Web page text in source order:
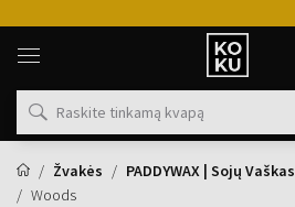
Originalūs
kvepalai
laikrodžiai
vienoje
Žvakės PADDYWAX | Sojų Vaškas
Woods